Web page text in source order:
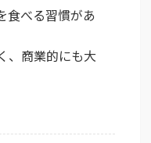
食べる習慣があ
、商業的にも大